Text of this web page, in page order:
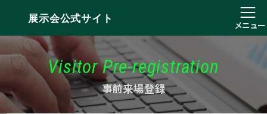
展示会公式サイト
メニュー
Visitor Pre-registration
事前来場登録